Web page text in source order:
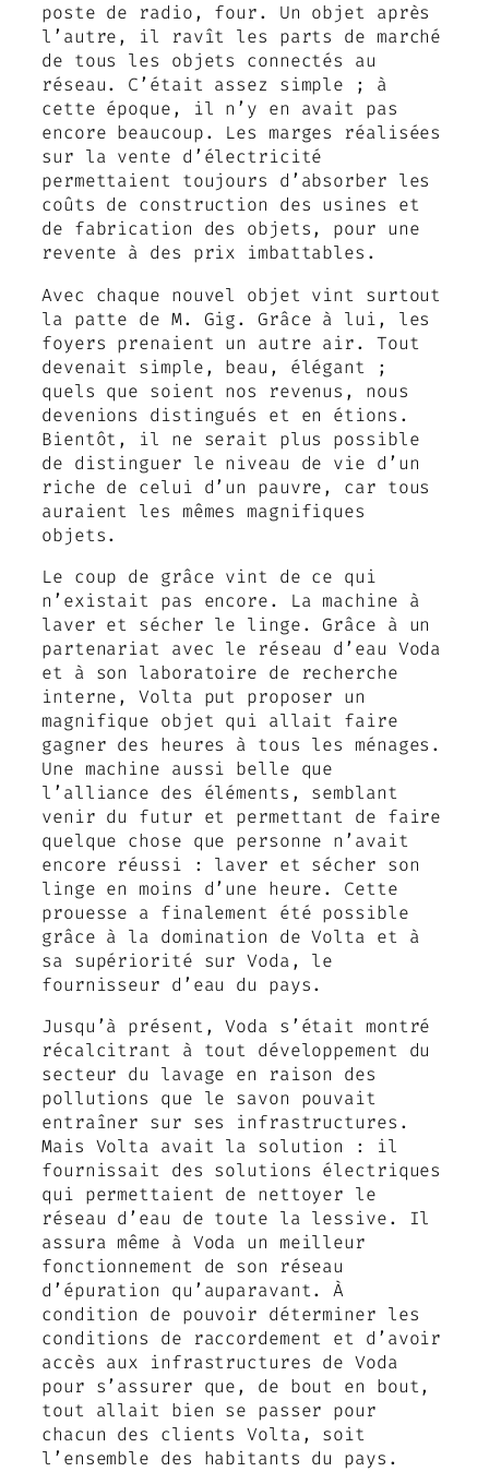
poste de radio, four. Un objet après
l’autre, il ravît les parts de marché
de tous les objets connectés au
réseau. C’était assez simple ; à
cette époque, il n’y en avait pas
encore beaucoup. Les marges réalisées
sur la vente d’électricité
permettaient toujours d’absorber les
coûts de construction des usines et
de fabrication des objets, pour une
revente à des prix imbattables.
Avec chaque nouvel objet vint surtout
la patte de M. Gig. Grâce à lui, les
foyers prenaient un autre air. Tout
devenait simple, beau, élégant ;
quels que soient nos revenus, nous
devenions distingués et en étions.
Bientôt, il ne serait plus possible
de distinguer le niveau de vie d’un
riche de celui d’un pauvre, car tous
auraient les mêmes magnifiques
objets.
Le coup de grâce vint de ce qui
n’existait pas encore. La machine à
laver et sécher le linge. Grâce à un
partenariat avec le réseau d’eau Voda
et à son laboratoire de recherche
interne, Volta put proposer un
magnifique objet qui allait faire
gagner des heures à tous les ménages.
Une machine aussi belle que
l’alliance des éléments, semblant
venir du futur et permettant de faire
quelque chose que personne n’avait
encore réussi : laver et sécher son
linge en moins d’une heure. Cette
prouesse a finalement été possible
grâce à la domination de Volta et à
sa supériorité sur Voda, le
fournisseur d’eau du pays.
Jusqu’à présent, Voda s’était montré
récalcitrant à tout développement du
secteur du lavage en raison des
pollutions que le savon pouvait
entraîner sur ses infrastructures.
Mais Volta avait la solution : il
fournissait des solutions électriques
qui permettaient de nettoyer le
réseau d’eau de toute la lessive. Il
assura même à Voda un meilleur
fonctionnement de son réseau
d’épuration qu’auparavant. À
condition de pouvoir déterminer les
conditions de raccordement et d’avoir
accès aux infrastructures de Voda
pour s’assurer que, de bout en bout,
tout allait bien se passer pour
chacun des clients Volta, soit
l’ensemble des habitants du pays.